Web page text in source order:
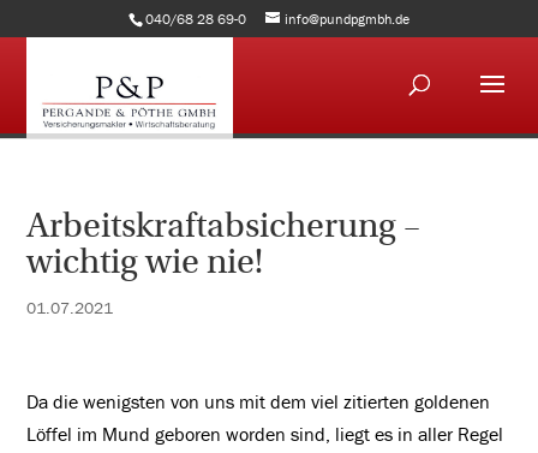
040/68 28 69-0 info@pundpgmbh.de
Arbeitskraftabsicherung –
wichtig wie nie!
01.07.2021
Da die wenigsten von uns mit dem viel zitierten goldenen
Löffel im Mund geboren worden sind, liegt es in aller Regel